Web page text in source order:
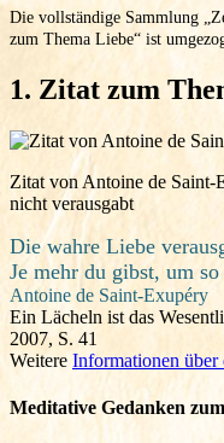
Die vollständige Sammlung
zum Thema Liebe“ ist
1. Zitat zum
Zitat von Antoine de Saint-
nicht verausgabt
Die wahre Liebe
Je mehr du gibst, um
Antoine de Saint-Exupéry
Ein Lächeln ist das
2007, S. 41
Weitere Informationen über
Meditative Gedanken